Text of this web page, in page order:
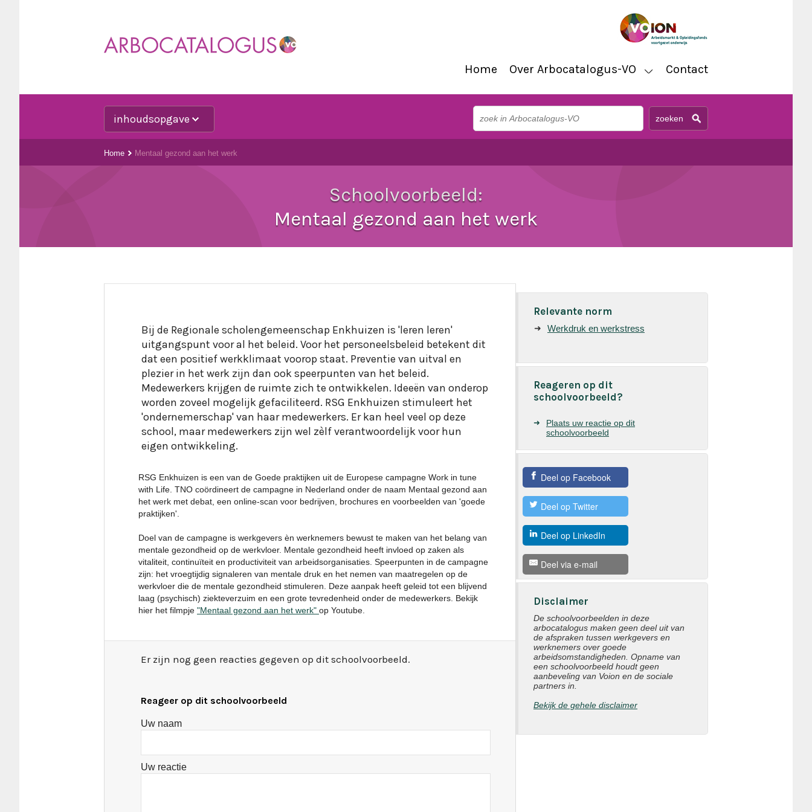
Home Over Arbocatalogus-VO Contact
inhoudsopgave
Home Mentaal gezond aan het werk
Schoolvoorbeeld:
Mentaal gezond aan het werk
Bij de Regionale scholengemeenschap Enkhuizen is 'leren leren'
uitgangspunt voor al het beleid. Voor het personeelsbeleid betekent dit
dat een positief werkklimaat voorop staat. Preventie van uitval en
plezier in het werk zijn dan ook speerpunten van het beleid.
Medewerkers krijgen de ruimte zich te ontwikkelen. Ideeën van onderop
worden zoveel mogelijk gefaciliteerd. RSG Enkhuizen stimuleert het
'ondernemerschap' van haar medewerkers. Er kan heel veel op deze
school, maar medewerkers zijn wel zèlf verantwoordelijk voor hun
RSG Enkhuizen is een van de Goede praktijken uit de Europese campagne Work in tune
with Life. TNO coördineert de campagne in Nederland onder de naam Mentaal gezond aan
het werk met debat, een online-scan voor bedrijven, brochures en voorbeelden van 'goede
praktijken'.
Doel van de campagne is werkgevers èn werknemers bewust te maken van het belang van
mentale gezondheid op de werkvloer. Mentale gezondheid heeft invloed op zaken als
vitaliteit, continuïteit en productiviteit van arbeidsorganisaties. Speerpunten in de campagne
zijn: het vroegtijdig signaleren van mentale druk en het nemen van maatregelen op de
werkvloer die de mentale gezondheid stimuleren. Deze aanpak heeft geleid tot een blijvend
laag (psychisch) ziekteverzuim en een grote tevredenheid onder de medewerkers. Bekijk
hier het filmpje "Mentaal gezond aan het werk" op Youtube.
Er zijn nog geen reacties gegeven op dit schoolvoorbeeld.
Reageer op dit schoolvoorbeeld
Uw naam
Uw reactie
Relevante norm
Werkdruk en werkstress
Reageren op dit
schoolvoorbeeld?
Plaats uw reactie op dit
schoolvoorbeeld
Deel op Facebook
Deel op Twitter
Deel op LinkedIn
Deel via e-mail
Disclaimer
De schoolvoorbeelden in deze
arbocatalogus maken geen deel uit van
de afspraken tussen werkgevers en
werknemers over goede
arbeidsomstandigheden. Opname van
een schoolvoorbeeld houdt geen
aanbeveling van Voion en de sociale
partners in.
Bekijk de gehele disclaimer